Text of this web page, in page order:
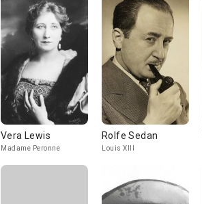
Vera Lewis
Madame Peronne
Rolfe Sedan
Louis XIII